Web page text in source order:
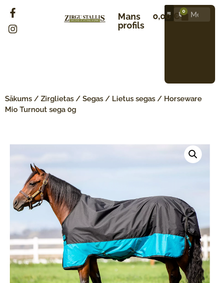
Mans
profils
0,00 € 0
Sākums / Zirglietas / Segas / Lietus segas / Horseware
Mio Turnout sega 0g